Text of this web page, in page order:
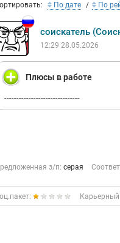
По дате По
соискатель
12:29 28.05.2026
Плюсы в работе
-------------------------------
з/п: серая
Карьерный